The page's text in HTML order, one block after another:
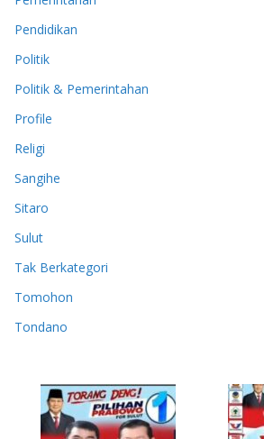
Pendidikan
Politik
Politik & Pemerintahan
Profile
Religi
Sangihe
Sitaro
Sulut
Tak Berkategori
Tomohon
Tondano